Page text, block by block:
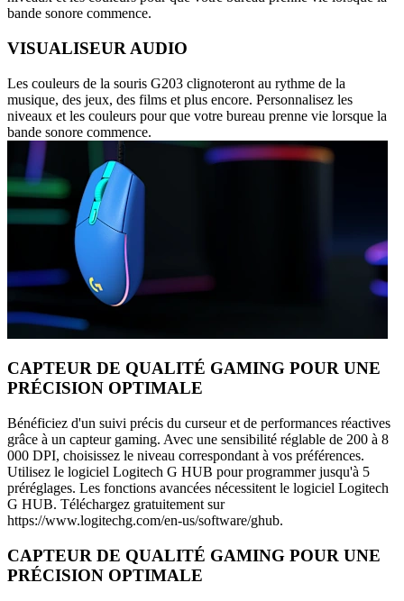
bande sonore commence.
VISUALISEUR AUDIO
Les couleurs de la souris G203 clignoteront au rythme de la
musique, des jeux, des films et plus encore. Personnalisez les
niveaux et les couleurs pour que votre bureau prenne vie lorsque la
bande sonore commence.
CAPTEUR DE QUALITÉ GAMING POUR UNE
PRÉCISION OPTIMALE
Bénéficiez d'un suivi précis du curseur et de performances réactives
grâce à un capteur gaming. Avec une sensibilité réglable de 200 à 8
000 DPI, choisissez le niveau correspondant à vos préférences.
Utilisez le logiciel Logitech G HUB pour programmer jusqu'à 5
préréglages. Les fonctions avancées nécessitent le logiciel Logitech
G HUB. Téléchargez gratuitement sur
https://www.logitechg.com/en-us/software/ghub.
CAPTEUR DE QUALITÉ GAMING POUR UNE
PRÉCISION OPTIMALE